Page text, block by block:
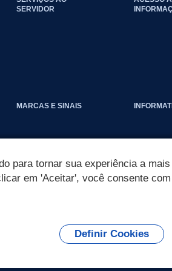
SERVIDOR
MARCAS E SINAIS
para tornar sua experiência a
em 'Aceitar', você consente
Definir Cookies